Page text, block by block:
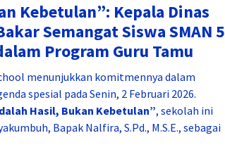
Kebetulan”: Kepala Dinas
Semangat Siswa SMAN 5
Program Guru Tamu
menunjukkan komitmennya dalam
spesial pada Senin, 2 Februari 2026.
Hasil, Bukan Kebetulan”, sekolah ini
Bapak Nalfira, S.Pd., M.S.E., sebagai